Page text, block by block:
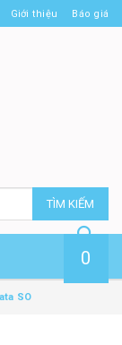
Giới thiệu Báo giá
TÌM KIẾM
0
SO